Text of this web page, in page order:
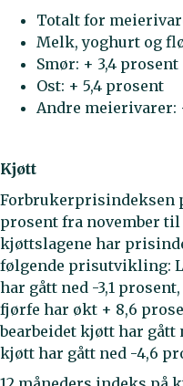
Totalt for
Melk, yoghurt og
Smør: + 3,4 prosent
Ost: + 5,4 prosent
Andre meierivarer:
Kjøtt
Forbrukerprisindeksen
prosent fra november til
kjøttslagene har
følgende prisutvikling:
har gått ned -3,1
fjørfe har økt + 8,6
bearbeidet kjøtt har gått
kjøtt har gått ned -4,6